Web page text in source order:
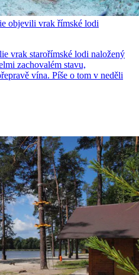
objevili vrak římské lodi
vrak starořímské lodi naložený
zachovalém stavu,
vína. Píše o tom v neděli